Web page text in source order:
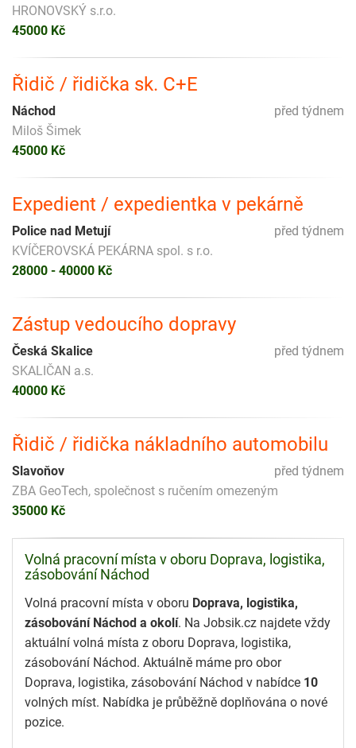
HRONOVSKÝ s.r.o.
45000 Kč
Řidič / řidička sk. C+E
před týdnem
Náchod
Miloš Šimek
45000 Kč
Expedient / expedientka v pekárně
před týdnem
Police nad Metují
KVÍČEROVSKÁ PEKÁRNA spol. s r.o.
28000 - 40000 Kč
Zástup vedoucího dopravy
před týdnem
Česká Skalice
SKALIČAN a.s.
40000 Kč
Řidič / řidička nákladního automobilu
před týdnem
Slavoňov
ZBA GeoTech, společnost s ručením omezeným
35000 Kč
Volná pracovní místa v oboru Doprava, logistika,
zásobování Náchod
Volná pracovní místa v oboru Doprava, logistika,
zásobování Náchod a okolí. Na Jobsik.cz najdete vždy
aktuální volná místa z oboru Doprava, logistika,
zásobování Náchod. Aktuálně máme pro obor
Doprava, logistika, zásobování Náchod v nabídce 10
volných míst. Nabídka je průběžně doplňována o nové
pozice.